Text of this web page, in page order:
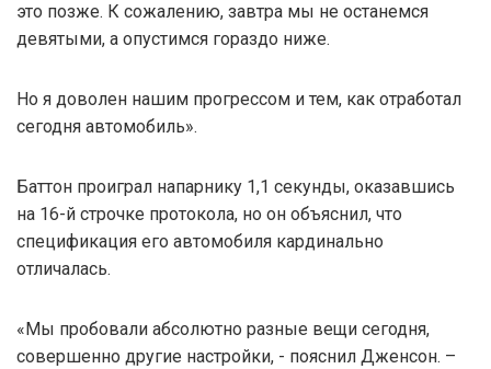
это позже. К сожалению, завтра мы не останемся
девятыми, а опустимся гораздо ниже.
Но я доволен нашим прогрессом и тем, как отработал
сегодня автомобиль».
Баттон проиграл напарнику 1,1 секунды, оказавшись
на 16-й строчке протокола, но он объяснил, что
спецификация его автомобиля кардинально
отличалась.
«Мы пробовали абсолютно разные вещи сегодня,
совершенно другие настройки, - пояснил Дженсон. –